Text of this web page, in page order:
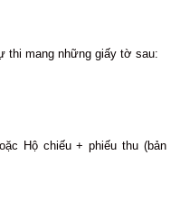
thi mang những giấy tờ sau:
Hộ chiếu + phiếu thu (bản